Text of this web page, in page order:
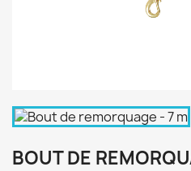
BOUT DE